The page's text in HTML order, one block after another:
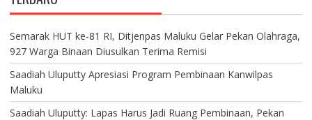
Semarak HUT ke-81 RI, Ditjenpas Maluku Gelar Pekan Olahraga,
927 Warga Binaan Diusulkan Terima Remisi
Saadiah Uluputty Apresiasi Program Pembinaan Kanwilpas
Maluku
Saadiah Uluputty: Lapas Harus Jadi Ruang Pembinaan, Pekan